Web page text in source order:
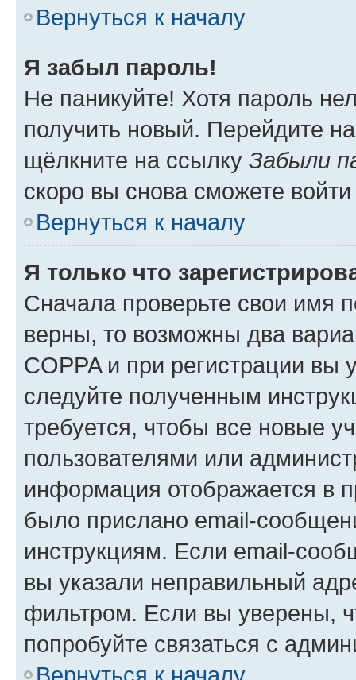
Вернуться к началу
Я забыл пароль!
Не паникуйте! Хотя пароль
получить новый. Перейдите
щёлкните на ссылку Забыли
скоро вы снова сможете
Вернуться к началу
Я только что
Сначала проверьте свои имя
верны, то возможны два
COPPA и при регистрации вы
следуйте полученным
требуется, чтобы все новые
пользователями или
информация отображается в
было прислано email-
инструкциям. Если email-
вы указали неправильный
фильтром. Если вы уверены,
попробуйте связаться с
Вернуться к началу